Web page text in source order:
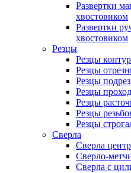
Развертки
хвостовиком
Развертки
хвостовиком
Резцы
Резцы
Резцы
Резцы
Резцы
Резцы
Резцы
Резцы
Сверла
Сверла
Сверло-
Сверла с